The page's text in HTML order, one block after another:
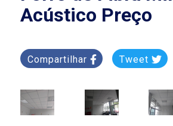
Acústico Preço
Compartilhar Tweet